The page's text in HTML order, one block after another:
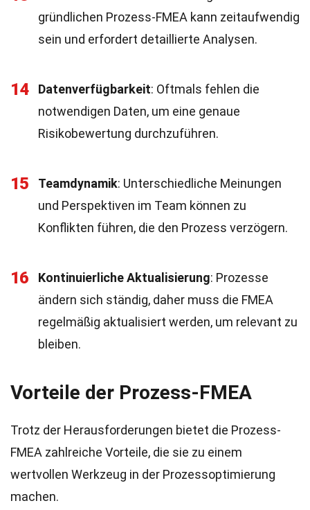
gründlichen Prozess-FMEA kann zeitaufwendig
sein und erfordert detaillierte Analysen.
14 Datenverfügbarkeit: Oftmals fehlen die
notwendigen Daten, um eine genaue
Risikobewertung durchzuführen.
15 Teamdynamik: Unterschiedliche Meinungen
und Perspektiven im Team können zu
Konflikten führen, die den Prozess verzögern.
16 Kontinuierliche Aktualisierung: Prozesse
ändern sich ständig, daher muss die FMEA
regelmäßig aktualisiert werden, um relevant zu
bleiben.
Vorteile der Prozess-FMEA
Trotz der Herausforderungen bietet die Prozess-
FMEA zahlreiche Vorteile, die sie zu einem
wertvollen Werkzeug in der Prozessoptimierung
machen.